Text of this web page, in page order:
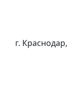
г. Краснодар,